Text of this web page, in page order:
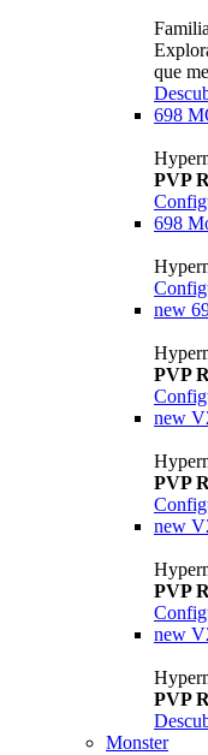
que
698
PVP
698
new
PVP
new
PVP
new
PVP
new
PVP
Monster